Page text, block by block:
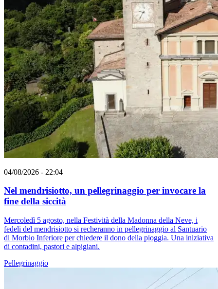
04/08/2026 - 22:04
Nel mendrisiotto, un pellegrinaggio per invocare la
fine della siccità
Mercoledì 5 agosto, nella Festività della Madonna della Neve, i
fedeli del mendrisiotto si recheranno in pellegrinaggio al Santuario
di Morbio Inferiore per chiedere il dono della pioggia. Una iniziativa
di contadini, pastori e alpigiani.
Pellegrinaggio